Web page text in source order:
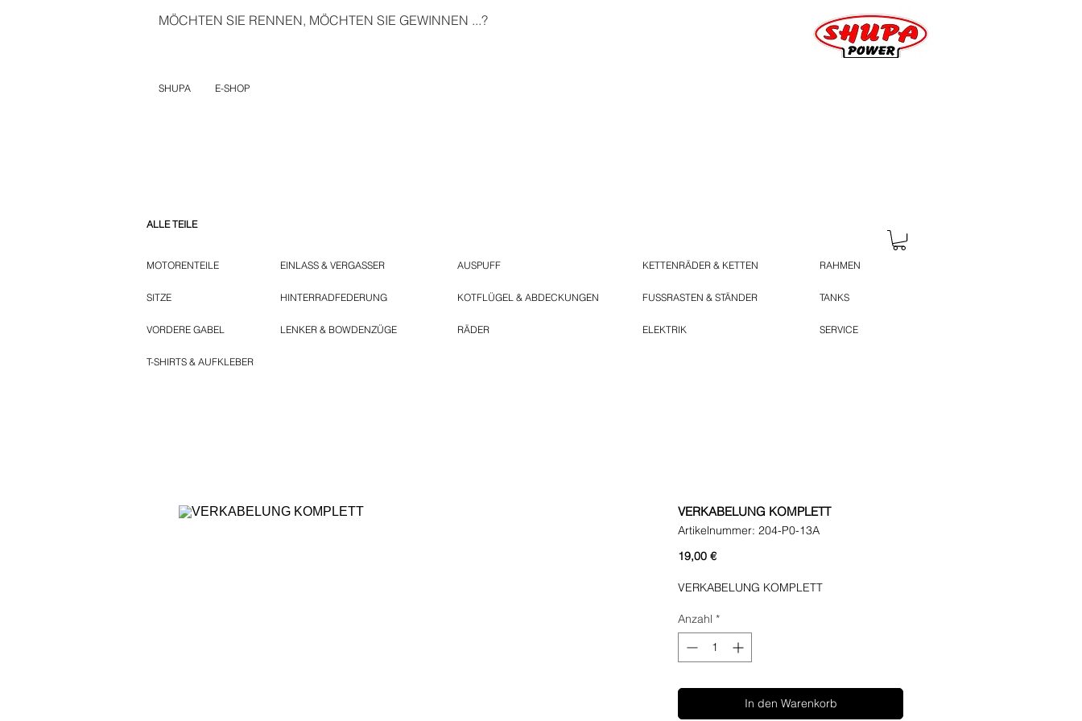
MÖCHTEN SIE RENNEN, MÖCHTEN SIE GEWINNEN ...?
SHUPA E-SHOP
ALLE TEILE
MOTORENTEILE
SITZE
VORDERE GABEL
EINLASS & VERGASSER
HINTERRADFEDERUNG
LENKER & BOWDENZÜGE
AUSPUFF
KOTFLÜGEL & ABDECKUNGEN
RÄDER
KETTENRÄDER & KETTEN
FUSSRASTEN & STÄNDER
ELEKTRIK
RAHMEN
TANKS
SERVICE
T-SHIRTS & AUFKLEBER
VERKABELUNG KOMPLETT
Artikelnummer: 204-P0-13A
19,00 €Preis
VERKABELUNG KOMPLETT
Anzahl *
In den Warenkorb